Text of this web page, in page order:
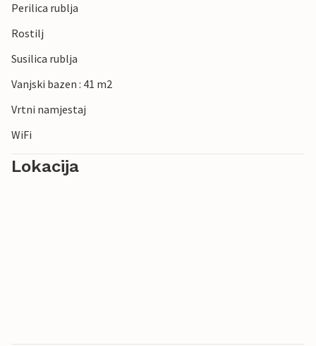
Perilica rublja
Rostilj
Susilica rublja
Vanjski bazen : 41 m2
Vrtni namjestaj
WiFi
Lokacija